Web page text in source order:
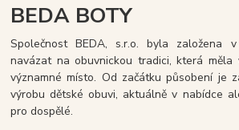
BEDA BOTY
Společnost BEDA, s.r.o. byla založena
navázat na obuvnickou tradici, která měla
významné místo. Od začátku působení je
výrobu dětské obuvi, aktuálně v nabídce
pro dospělé.